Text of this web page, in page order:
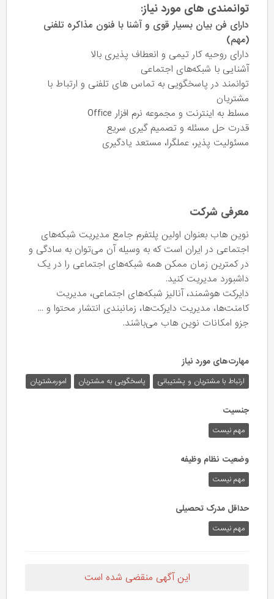
توانمندی های مورد نیاز:
دارای فن بیان بسیار قوی و آشنا با فنون مذاکره تلفنی
(مهم)
دارای روحیه کار تیمی و انعطاف پذیری بالا
آشنایی با شبکه‌های اجتماعی
توانمند در پاسخگویی به تماس های تلفنی و ارتباط با
مشتریان
مسلط به اینترنت و مجموعه نرم افزار Office
قدرت حل مسئله و تصمیم گیری سریع
مسئولیت پذیر، عملگرا، مستعد یادگیری
معرفی شرکت
نوین هاب بعنوان اولین پلتفرم جامع مدیریت شبکه‌های
اجتماعی در ایران است که به وسیله آن می‌توان به سادگی و
در کمترین زمان ممکن همه شبکه‌های اجتماعی را در یک
داشبورد مدیریت کنید.
دایرکت هوشمند، آنالیز شبکه‌های اجتماعی، مدیریت
کامنت‌ها، مدیریت دایرکت‌ها، زمانبندی انتشار محتوا و ...
جزو امکانات نوین هاب می‌باشند.
مهارت‌های مورد نیاز
ارتباط با مشتریان و پشتیبانی پاسخگویی به مشتریان امورمشتریان
جنسیت
مهم نیست
وضعیت نظام وظیفه
مهم‌ نیست
حداقل مدرک تحصیلی
مهم نیست
این آگهی منقضی شده است